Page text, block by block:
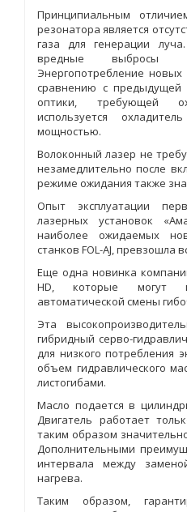
Принципиальным
резонатора является
газа для генерации
вредные выбросы
Энергопотребление
сравнению с предыдущей
оптики, требующей
используется
мощностью.
Волоконный лазер не
незамедлительно после
режиме ожидания также
Опыт эксплуатации
лазерных установок
наиболее ожидаемых
станков FOL-AJ, превзошла
Еще одна новинка
HD, которые могут
автоматической смены
Эта
гибридный серво-
для низкого потребления
объем гидравлического
листогибами.
Масло подается в
Двигатель работает
таким образом
Дополнительными
интервала между
нагрева.
Таким образом,